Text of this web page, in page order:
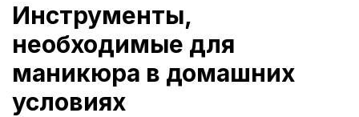
Инструменты,
необходимые для
маникюра в домашних
условиях